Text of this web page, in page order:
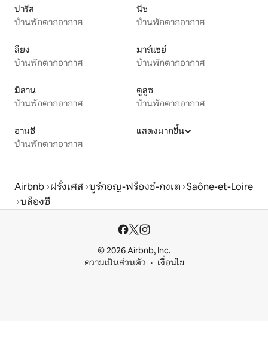
ปารีส
บ้านพักตากอากาศ
นีซ
บ้านพักตากอากาศ
ลียง
บ้านพักตากอากาศ
มาร์แซย์
บ้านพักตากอากาศ
มิลาน
บ้านพักตากอากาศ
ตูลูซ
บ้านพักตากอากาศ
อานซี
บ้านพักตากอากาศ
แสดงมากขึ้น
Airbnb ฝรั่งเศส บูร์กอญ-ฟร็องช์-กงเต Saône-et-Loire
บล็องซี
© 2026 Airbnb, Inc.
ความเป็นส่วนตัว
เงื่อนไข